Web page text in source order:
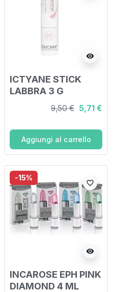
visibility
ICTYANE STICK
LABBRA 3 G
9,50 € 5,71 €
Aggiungi al carrello
-15%
visibility
favorite_border
INCAROSE EPH PINK
DIAMOND 4 ML